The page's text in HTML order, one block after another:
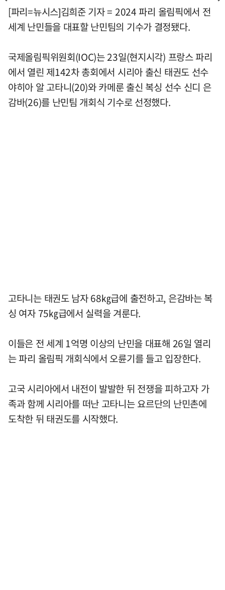
[파리=뉴시스]김희준 기자 = 2024 파리 올림픽에서 전
세계 난민들을 대표할 난민팀의 기수가 결정됐다.
국제올림픽위원회(IOC)는 23일(현지시각) 프랑스 파리
에서 열린 제142차 총회에서 시리아 출신 태권도 선수
야히아 알 고타니(20)와 카메룬 출신 복싱 선수 신디 은
감바(26)를 난민팀 개회식 기수로 선정했다.
고타니는 태권도 남자 68㎏급에 출전하고, 은감바는 복
싱 여자 75㎏급에서 실력을 겨룬다.
이들은 전 세계 1억명 이상의 난민을 대표해 26일 열리
는 파리 올림픽 개회식에서 오륜기를 들고 입장한다.
고국 시리아에서 내전이 발발한 뒤 전쟁을 피하고자 가
족과 함께 시리아를 떠난 고타니는 요르단의 난민촌에
도착한 뒤 태권도를 시작했다.